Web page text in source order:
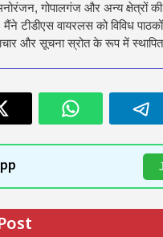
गोपालगंज और अन्य क्षेत्रों
टीडीएस वायरलस को विविध
और सूचना स्रोत के रूप में स्थापित